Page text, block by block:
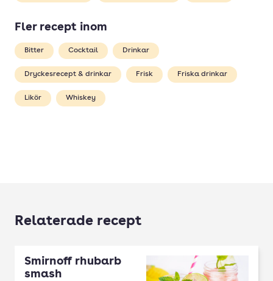
Fler recept inom
Bitter Cocktail Drinkar
Dryckesrecept & drinkar Frisk Friska drinkar
Likör Whiskey
Relaterade recept
Smirnoff rhubarb
smash